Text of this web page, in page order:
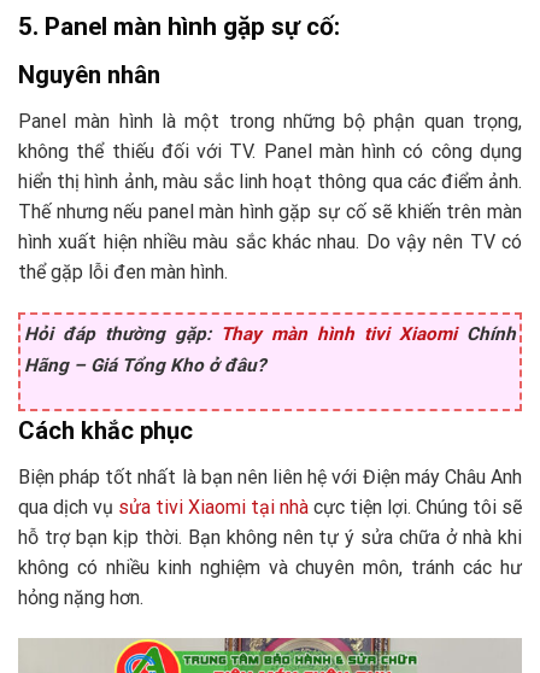
5. Panel màn hình gặp sự cố:
Nguyên nhân
Panel màn hình là một trong những bộ phận quan trọng,
không thể thiếu đối với TV. Panel màn hình có công dụng
hiển thị hình ảnh, màu sắc linh hoạt thông qua các điểm ảnh.
Thế nhưng nếu panel màn hình gặp sự cố sẽ khiến trên màn
hình xuất hiện nhiều màu sắc khác nhau. Do vậy nên TV có
thể gặp lỗi đen màn hình.
Hỏi đáp thường gặp: Thay màn hình tivi XiaomiChính
Hãng – Giá Tổng Kho ở đâu?
Cách khắc phục
Biện pháp tốt nhất là bạn nên liên hệ với Điện máy Châu Anh
qua dịch vụ sửa tivi Xiaomi tại nhà cực tiện lợi. Chúng tôi sẽ
hỗ trợ bạn kịp thời. Bạn không nên tự ý sửa chữa ở nhà khi
không có nhiều kinh nghiệm và chuyên môn, tránh các hư
hỏng nặng hơn.